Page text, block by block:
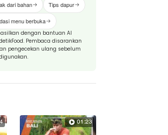
dari bahan Tips dapur
menu berbuka
dengan bantuan AI
Pembaca disarankan
pengecekan ulang sebelum
01:23